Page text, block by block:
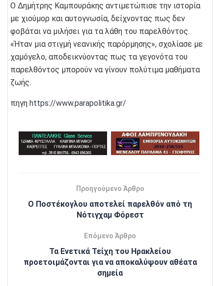
Ο Δημήτρης Καμπουράκης αντιμετώπισε την ιστορία
με χιούμορ και αυτογνωσία, δείχνοντας πως δεν
φοβάται να μιλήσει για τα λάθη του παρελθόντος.
«Ήταν μια στιγμή νεανικής παρόρμησης», σχολίασε με
χαμόγελο, αποδεικνύοντας πως τα γεγονότα του
παρελθόντος μπορούν να γίνουν πολύτιμα μαθήματα
ζωής.
πηγη https://www.parapolitika.gr/
Προηγούμενο Άρθρο
Ο Ποστέκογλου αποτελεί παρελθόν από τη
Νότιγχαμ Φόρεστ
Επόμενο Άρθρο
Τα Ενετικά Τείχη του Ηρακλείου
προετοιμάζονται για να αποκαλύψουν αθέατα
σημεία